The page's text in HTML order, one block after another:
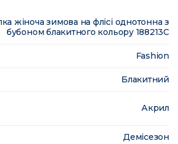
жіноча зимова на флісі однотонна з
бубоном блакитного кольору 188213C
Fashion
Блакитний
Акрил
Демісезон